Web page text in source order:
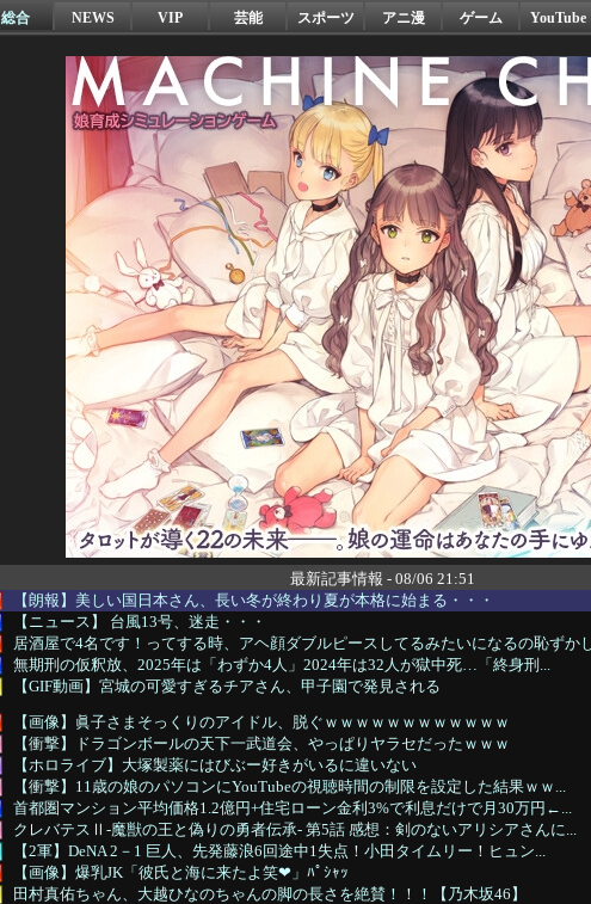
総合 NEWS VIP 芸能 スポーツ アニ漫 ゲーム YouTube
最新記事情報 - 08/06 21:51
【朗報】美しい国日本さん、長い冬が終わり夏が本格に始まる・・・
【ニュース】 台風13号、迷走・・・
居酒屋で4名です！ってする時、アヘ顔ダブルピースしてるみたいになるの恥ずか
無期刑の仮釈放、2025年は「わずか4人」2024年は32人が獄中死…「終身刑...
【GIF動画】宮城の可愛すぎるチアさん、甲子園で発見される
【画像】眞子さまそっくりのアイドル、脱ぐｗｗｗｗｗｗｗｗｗｗｗｗ
【衝撃】ドラゴンボールの天下一武道会、やっぱりヤラセだったｗｗｗ
【ホロライブ】大塚製薬にはびぶー好きがいるに違いない
【衝撃】11歳の娘のパソコンにYouTubeの視聴時間の制限を設定した結果ｗｗ...
首都圏マンション平均価格1.2億円+住宅ローン金利3%で利息だけで月30万円←...
クレバテスⅡ-魔獣の王と偽りの勇者伝承- 第5話 感想：剣のないアリシアさんに...
【2軍】DeNA 2－1 巨人、先発藤浪6回途中1失点！小田タイムリー！ヒュン...
【画像】爆乳JK「彼氏と海に来たよ笑❤」ﾊﾟｼｬｯ
田村真佑ちゃん、大越ひなのちゃんの脚の長さを絶賛！！！【乃木坂46】